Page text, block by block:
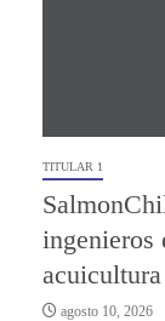
TITULAR 1
ingenieros
acuicultura
agosto 10, 2026